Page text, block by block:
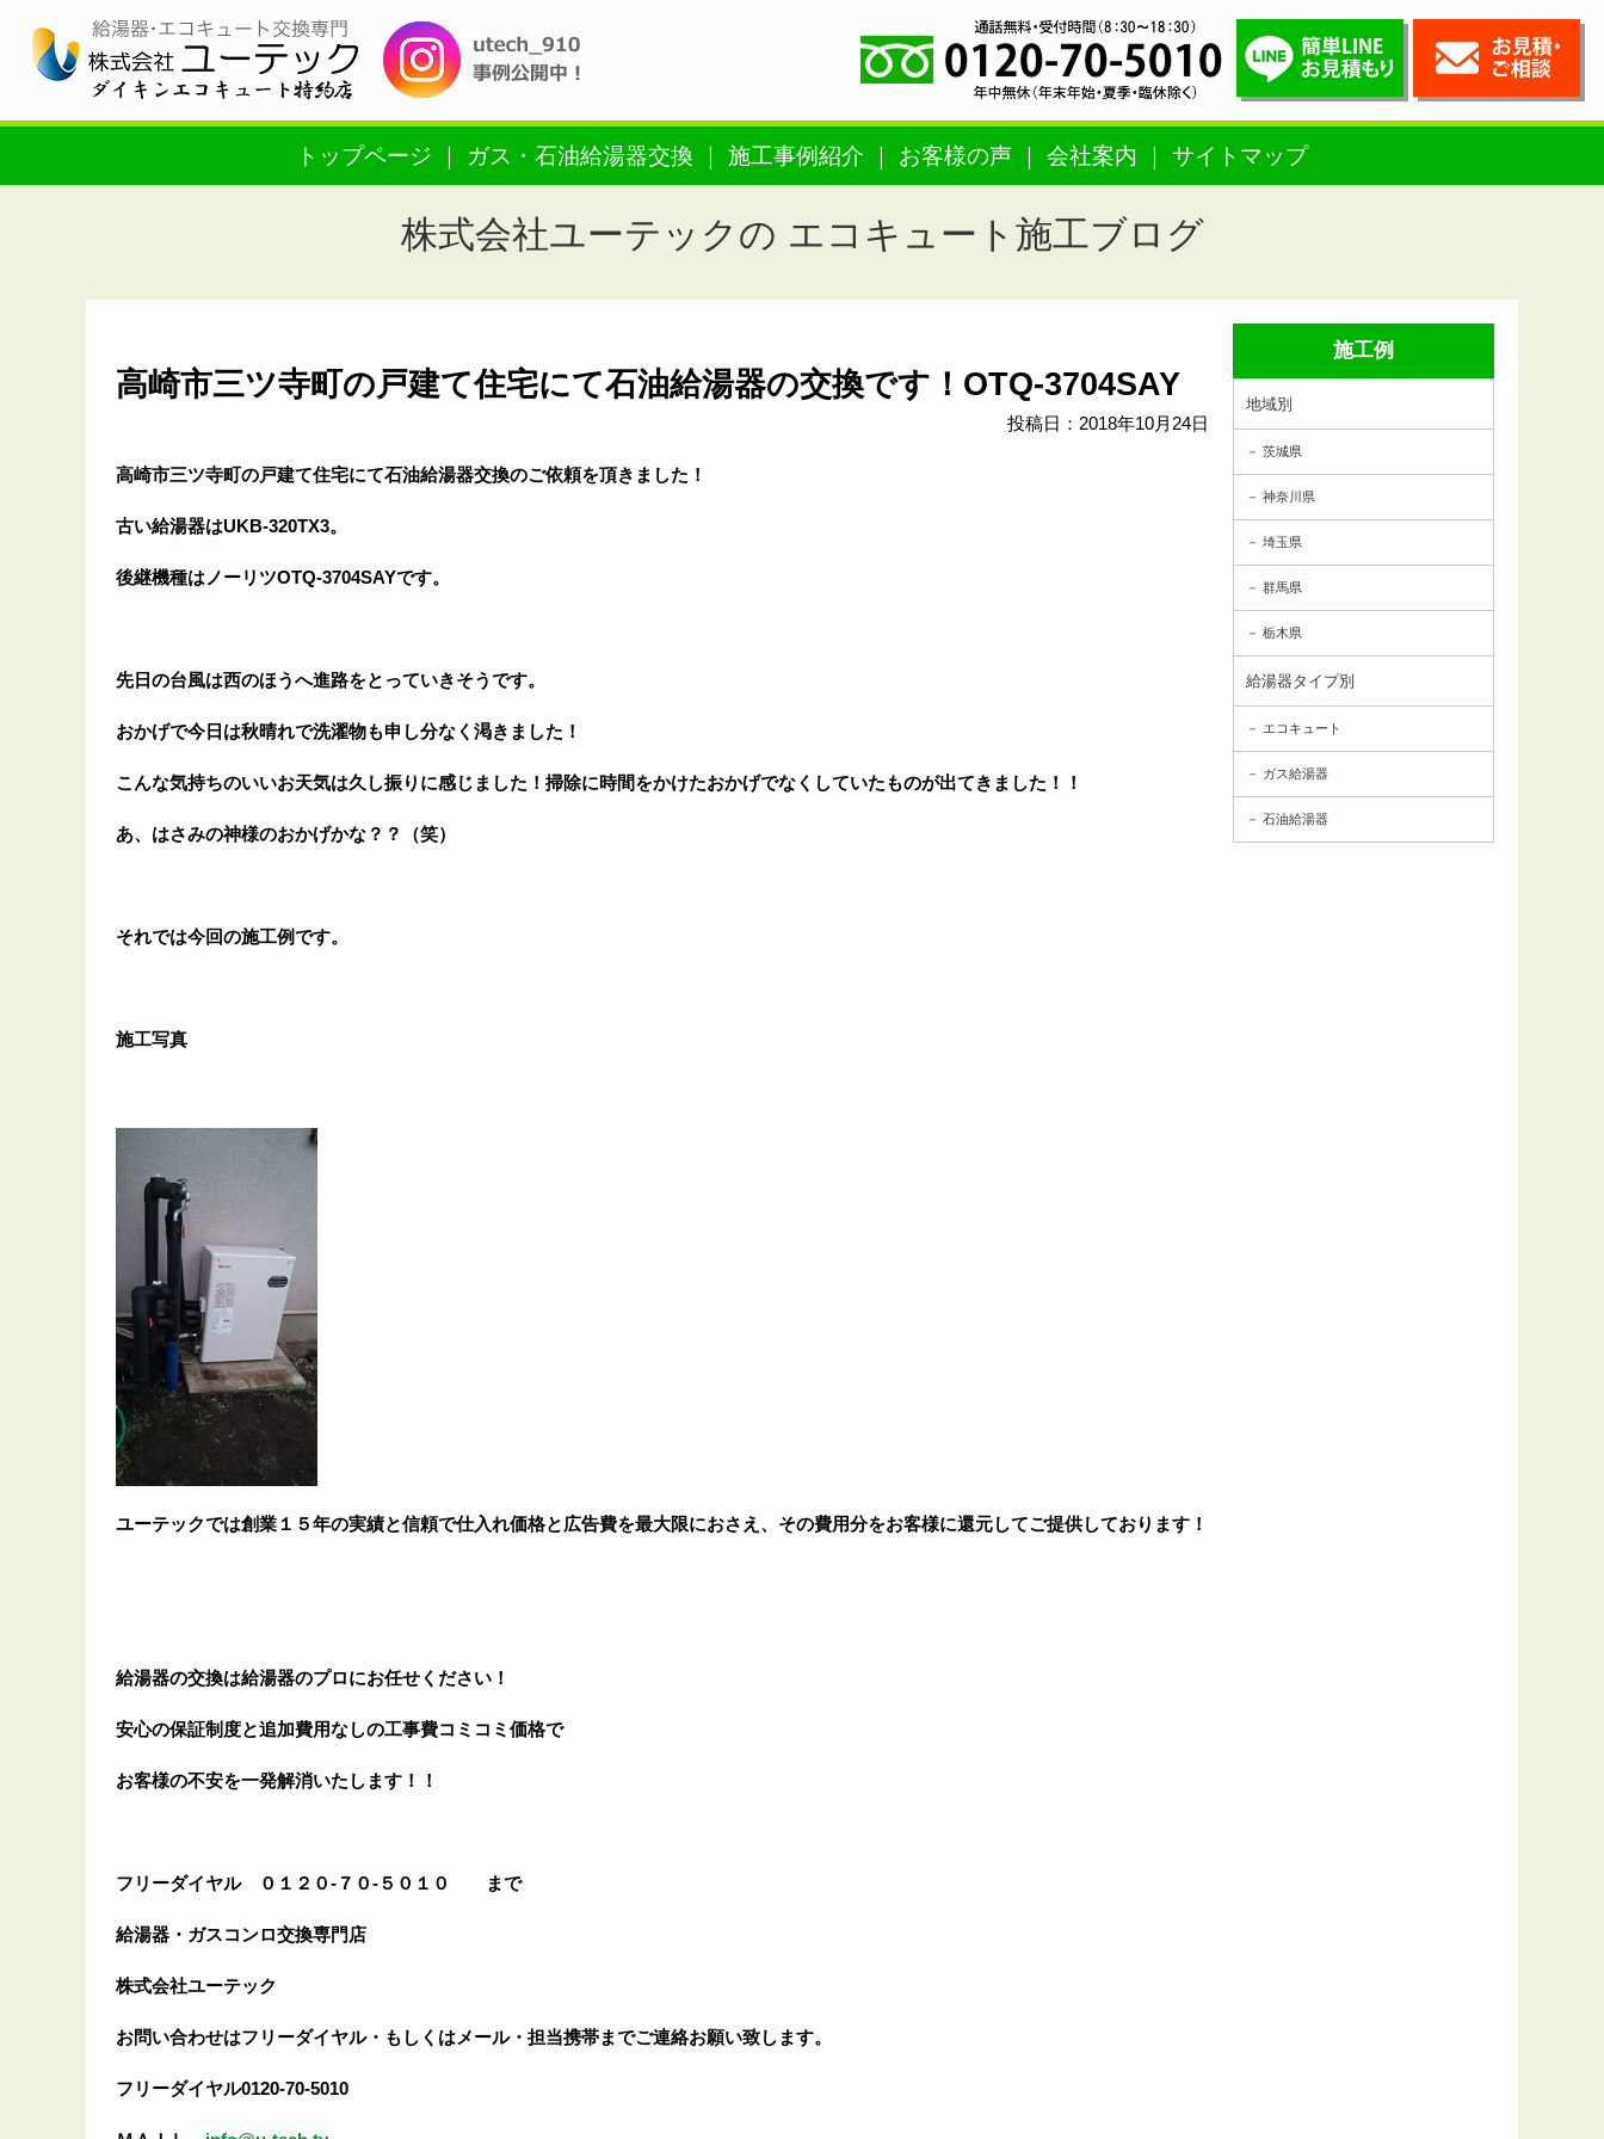
トップページ ガス・石油給湯器交換 施工事例紹介 お客様の声 会社案内 サイトマップ
株式会社ユーテックの エコキュート施工ブログ
施工例
地域別
茨城県
神奈川県
埼玉県
群馬県
栃木県
給湯器タイプ別
エコキュート
ガス給湯器
石油給湯器
高崎市三ツ寺町の戸建て住宅にて石油給湯器の交換です！OTQ-3704SAY
投稿日：2018年10月24日
高崎市三ツ寺町の戸建て住宅にて石油給湯器交換のご依頼を頂きました！
古い給湯器はUKB-320TX3。
後継機種はノーリツOTQ-3704SAYです。
先日の台風は西のほうへ進路をとっていきそうです。
おかげで今日は秋晴れで洗濯物も申し分なく渇きました！
こんな気持ちのいいお天気は久し振りに感じました！掃除に時間をかけたおかげでなくしていたものが出てきました！！
あ、はさみの神様のおかげかな？？（笑）
それでは今回の施工例です。
施工写真
ユーテックでは創業１５年の実績と信頼で仕入れ価格と広告費を最大限におさえ、その費用分をお客様に還元してご提供しております！
給湯器の交換は給湯器のプロにお任せください！
安心の保証制度と追加費用なしの工事費コミコミ価格で
お客様の不安を一発解消いたします ！！
フリーダイヤル ０１２０-７０-５０１０ まで
給湯器・ガスコンロ交換専門店
株式会社ユーテック
お問い合わせはフリーダイヤル・もしくはメール・担当携帯までご連絡お願い致します。
フリーダイヤル0120-70-5010